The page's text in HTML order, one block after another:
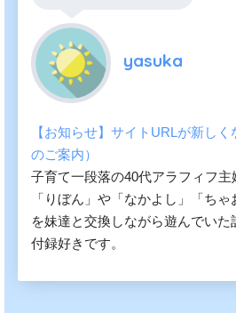
yasuka
【お知らせ】サイトURLが新し
のご案内）
子育て一段落の40代アラフィフ主
「りぼん」や「なかよし」「ち
を妹達と交換しながら遊んでい
付録好きです。